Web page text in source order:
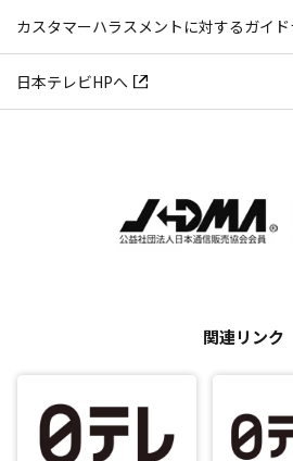
カスタマーハラスメントに対するガイ
日本テレビHPへ
関連リンク